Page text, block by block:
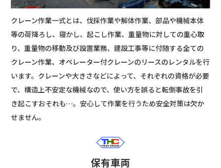
クレーン作業一式とは、伐採作業や解体作業、部品や機械本体
等の荷降ろし、寝かし、起こし作業、重量物に対しての重心取
り、重量物の移動及び設置業務、建設工事等に付随する全ての
クレーン作業、オペレーター付クレーンのリースのレンタルを行
います。クレーンや大きさなどによって、それぞれの資格が必要
で、構造上不安定な機械なので、使い方を誤ると転倒事故を引
き起こすおそれも…。安心して作業を行うため安全対策は欠か
せません。
保有車両